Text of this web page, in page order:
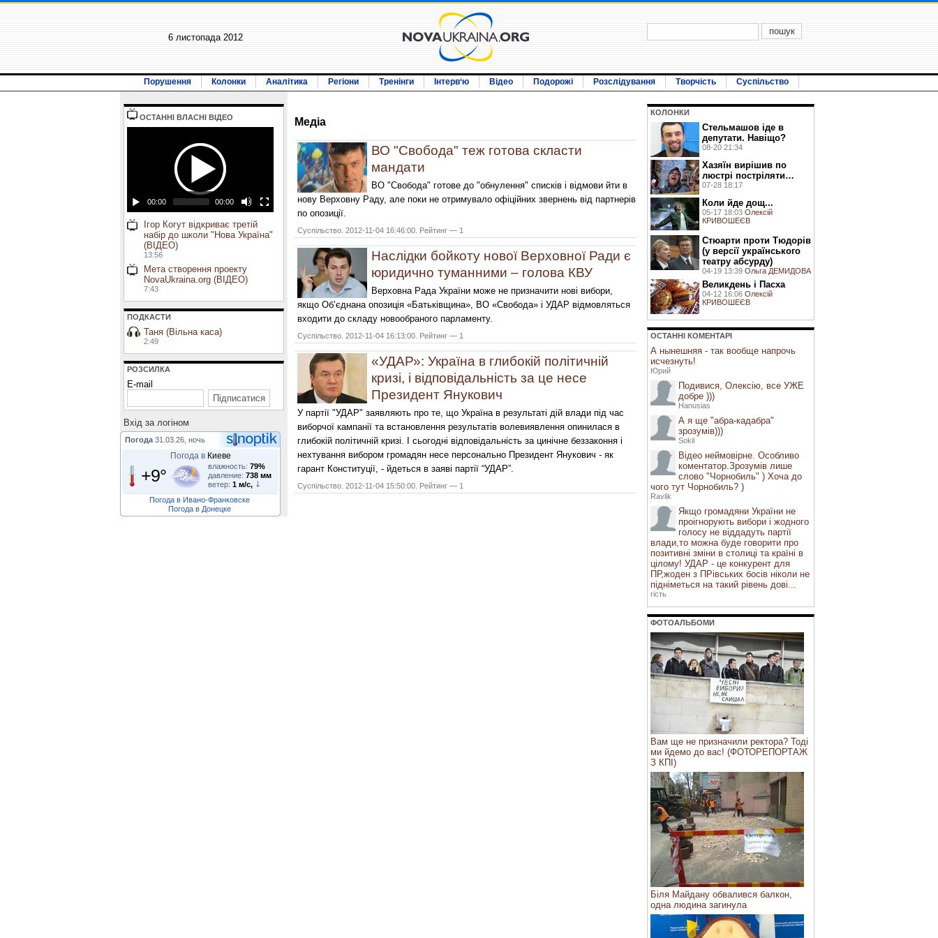
6 листопада 2012
Порушення Колонки Аналітика Регіони Тренінги Інтерв‘ю Відео Подорожі Розслідування Творчість Суспільство
ОСТАННI ВЛАСНI ВIДЕО
00:00 00:00
Ігор Когут відкриває третій
набір до школи "Нова Україна"
(ВІДЕО)
13:56
Мета створення проекту
NovaUkraina.org (ВІДЕО)
7:43
ПОДКАСТИ
Таня (Вільна каса)
2:49
РОЗСИЛКА
E-mail
Вхiд за логiном
Погода 31.03.26, ночь
Погода в Киеве
+9° влажность: 79%
давление: 738 мм
ветер: 1 м/с,
Погода в Ивано-Франковске
Погода в Донецке
Медiа
ВО "Свобода" теж готова скласти
мандати
ВО "Свобода" готове до "обнулення" списків і відмови йти в
нову Верховну Раду, але поки не отримувало офіційних звернень від партнерів
по опозиції.
Суспільство. 2012-11-04 16:46:00. Рейтинг — 1
Наслідки бойкоту нової Верховної Ради є
юридично туманними – голова КВУ
Верховна Рада України може не призначити нові вибори,
якщо Об’єднана опозиція «Батьківщина», ВО «Свобода» і УДАР відмовляться
входити до складу новообраного парламенту.
Суспільство. 2012-11-04 16:13:00. Рейтинг — 1
«УДАР»: Україна в глибокій політичній
кризі, і відповідальність за це несе
Президент Янукович
У партії "УДАР" заявляють про те, що Україна в результаті дій влади під час
виборчої кампанії та встановлення результатів волевиявлення опинилася в
глибокій політичній кризі. І сьогодні відповідальність за цинічне беззаконня і
нехтування вибором громадян несе персонально Президент Янукович - як
гарант Конституції, - йдеться в заяві партії “УДАР”.
Суспільство. 2012-11-04 15:50:00. Рейтинг — 1
КОЛОНКИ
Стельмашов іде в
депутати. Навіщо?
08-20 21:34
Хазяїн вирішив по
люстрі постріляти…
07-28 18:17
Коли йде дощ...
05-17 18:03 Олексій
КРИВОШЕЄВ
Стюарти проти Тюдорів
(у версії українського
театру абсурду)
04-19 13:39 Ольга ДЕМИДОВА
Великдень і Пасха
04-12 16:06 Олексій
КРИВОШЕЄВ
ОСТАННI КОМЕНТАРI
А нынешняя - так вообще напрочь
исчезнуть!
Юрий
Подивися, Олексію, все УЖЕ
добре )))
Hanusias
А я ще "абра-кадабра"
зрозумів)))
Sokil
Відео неймовірне. Особливо
коментатор.Зрозумів лише
слово "Чорнобиль" ) Хоча до
чого тут Чорнобиль? )
Ravlik
Якщо громадяни України не
проігнорують вибори і жодного
голосу не віддадуть партії
влади,то можна буде говорити про
позитивні зміни в столиці та країні в
цілому! УДАР - це конкурент для
ПР,жоден з ПРівських босів ніколи не
підніметься на такий рівень дові...
гість
ФОТОАЛЬБОМИ
Вам ще не призначили ректора? Тоді
ми йдемо до вас! (ФОТОРЕПОРТАЖ
З КПІ)
Біля Майдану обвалився балкон,
одна людина загинула